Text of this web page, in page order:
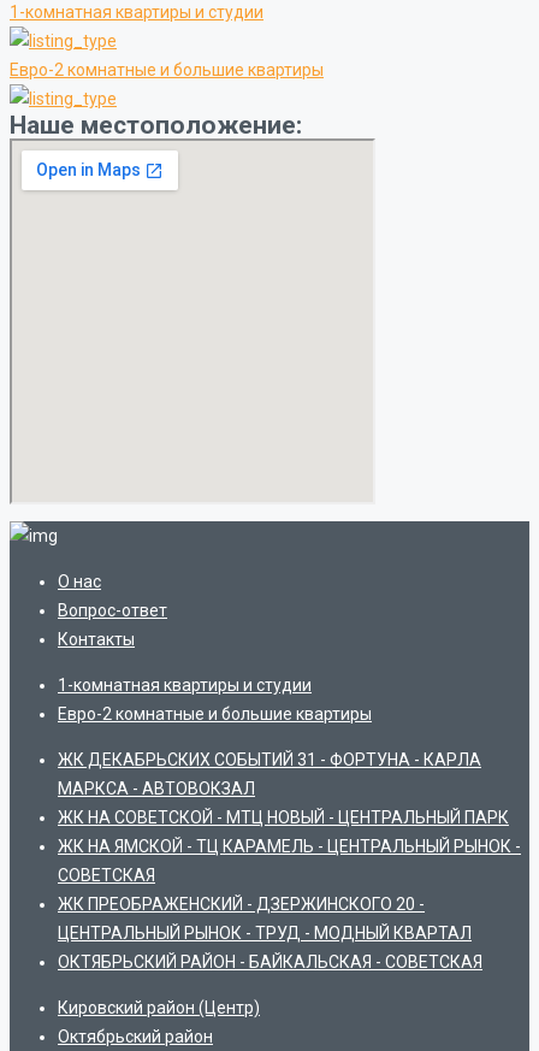
1-комнатная квартиры и студии
Евро-2 комнатные и большие квартиры
Наше местоположение:
О нас
Вопрос-ответ
Контакты
1-комнатная квартиры и студии
Евро-2 комнатные и большие квартиры
ЖК ДЕКАБРЬСКИХ СОБЫТИЙ 31 - ФОРТУНА - КАРЛА
МАРКСА - АВТОВОКЗАЛ
ЖК НА СОВЕТСКОЙ - МТЦ НОВЫЙ - ЦЕНТРАЛЬНЫЙ ПАРК
ЖК НА ЯМСКОЙ - ТЦ КАРАМЕЛЬ - ЦЕНТРАЛЬНЫЙ РЫНОК -
СОВЕТСКАЯ
ЖК ПРЕОБРАЖЕНСКИЙ - ДЗЕРЖИНСКОГО 20 -
ЦЕНТРАЛЬНЫЙ РЫНОК - ТРУД - МОДНЫЙ КВАРТАЛ
ОКТЯБРЬСКИЙ РАЙОН - БАЙКАЛЬСКАЯ - СОВЕТСКАЯ
Кировский район (Центр)
Октябрьский район